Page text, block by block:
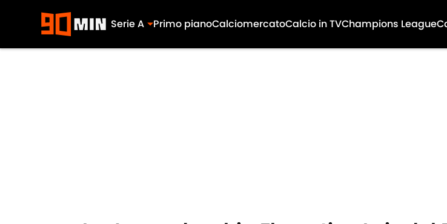
Serie A Primo pianoCalciomercatoCalcio in TVChampions League